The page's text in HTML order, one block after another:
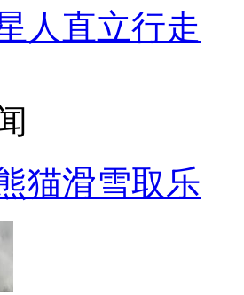
人直立行走
猫滑雪取乐